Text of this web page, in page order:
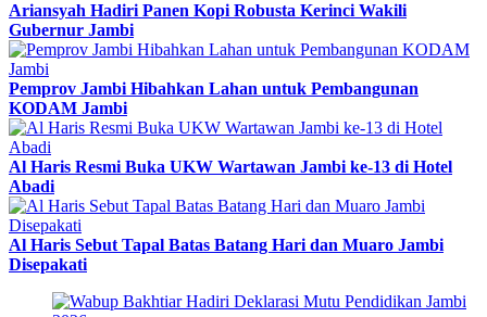
Ariansyah Hadiri Panen Kopi Robusta Kerinci Wakili
Gubernur Jambi
Pemprov Jambi Hibahkan Lahan untuk Pembangunan
KODAM Jambi
Al Haris Resmi Buka UKW Wartawan Jambi ke-13 di Hotel
Abadi
Al Haris Sebut Tapal Batas Batang Hari dan Muaro Jambi
Disepakati